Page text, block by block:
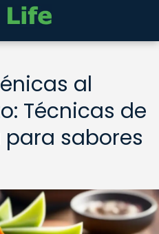
al
Técnicas de
sabores